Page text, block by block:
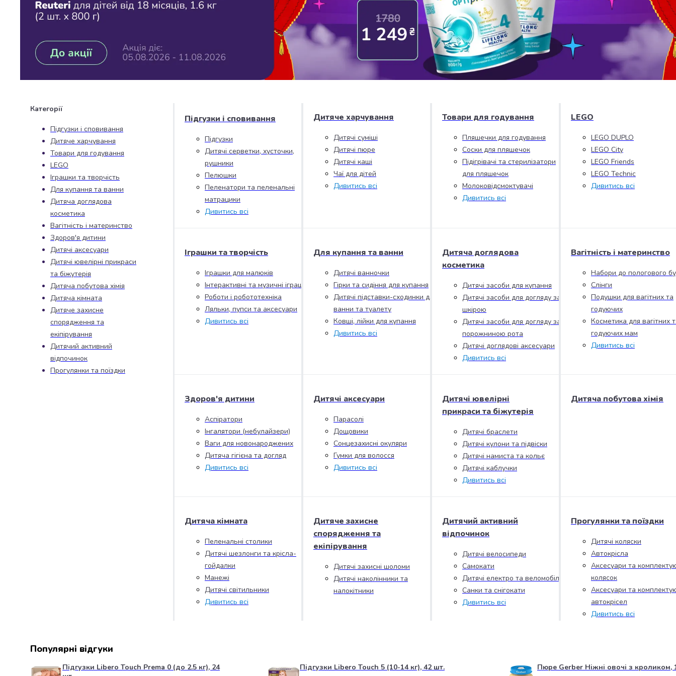
Джин
Ром
мескаль
Лікери
і
наливки
Саке
і
азійський
алкоголь
Слабоалкогольні
напої
Сидри
та
меди
Подарункові
набори
алкоголю
Продукти
Бакалія
Олія
Макаронні
вироби
Сухі
сніданки
Їжа
швидкого
Рис
Гречана
Категорії
Підгузки і сповивання
Дитяче харчування
Товари для годування
LEGO
Іграшки та творчість
Для купання та ванни
Дитяча доглядова
косметика
Вагітність і материнство
Здоров'я дитини
Дитячі аксесуари
Дитячі ювелірні прикраси
та біжутерія
Дитяча побутова хімія
Дитяча кімната
Дитяче захисне
спорядження та
екіпірування
Дитячий активний
відпочинок
Прогулянки та поїздки
Підгузки і сповивання
Підгузки
Дитячі серветки, хусточки,
рушники
Пелюшки
Пеленатори та пеленальні
матрацики
Дивитись всі
Дитяче харчування
Дитячі суміші
Дитячі пюре
Дитячі каші
Чаї для дітей
Дивитись всі
Товари для годування
Пляшечки для годування
Соски для пляшечок
Підігрівачі та стерилізатори
для пляшечок
Молоковідсмоктувачі
Дивитись всі
LEGO
LEGO DUPLO
LEGO City
LEGO Friends
LEGO Technic
Дивитись всі
Іграшки та творчість
Іграшки для малюків
Інтерактивні та музичні іграшки
Роботи і робототехніка
Ляльки, пупси та аксесуари
Дивитись всі
Для купання та ванни
Дитячі ванночки
Гірки та сидіння для купання
Дитячі підставки-сходинки для
ванни та туалету
Ковші, лійки для купання
Дивитись всі
Дитяча доглядова
косметика
Дитячі засоби для купання
Дитячі засоби для догляду за
шкірою
Дитячі засоби для догляду за
порожниною рота
Дитячі доглядові аксесуари
Дивитись всі
Вагітність і материнство
Набори до пологового
Слінги
Подушки для вагітних та
годуючих
Косметика для вагітних
годуючих мам
Дивитись всі
Здоров'я дитини
Аспіратори
Інгалятори (небулайзери)
Ваги для новонароджених
Дитяча гігієна та догляд
Дивитись всі
Дитячі аксесуари
Парасолі
Дощовики
Сонцезахисні окуляри
Гумки для волосся
Дивитись всі
Дитячі ювелірні
прикраси та біжутерія
Дитячі браслети
Дитячі кулони та підвіски
Дитячі намиста та кольє
Дитячі каблучки
Дивитись всі
Дитяча побутова хімія
Дитяча кімната
Пеленальні столики
Дитячі шезлонги та крісла-
гойдалки
Манежі
Дитячі світильники
Дивитись всі
Дитяче захисне
спорядження та
екіпірування
Дитячі захисні шоломи
Дитячі наколінники та
налокітники
Дитячий активний
відпочинок
Дитячі велосипеди
Самокати
Дитячі електро та веломобілі
Санки та снігокати
Дивитись всі
Прогулянки та поїздки
Дитячі коляски
Автокрісла
Аксесуари та
колясок
Аксесуари та
автокрісел
Дивитись всі
Популярні відгуки
Підгузки Libero Touch Prema 0 (до 2.5 кг), 24
Підгузки Libero Touch 5 (10-14 кг), 42 шт. Пюре Gerber Ніжні овочі з кроликом,